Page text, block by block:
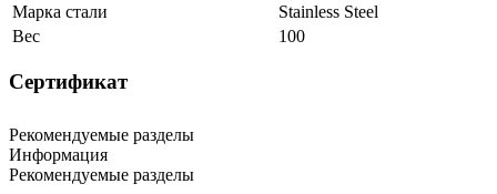
Марка стали
Stainless Steel
Вес
100
Сертификат
Рекомендуемые разделы
Информация
Рекомендуемые разделы